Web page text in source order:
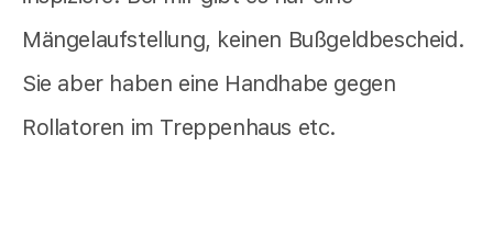
Mängelaufstellung, keinen Bußgeldbescheid.
Sie aber haben eine Handhabe gegen
Rollatoren im Treppenhaus etc.